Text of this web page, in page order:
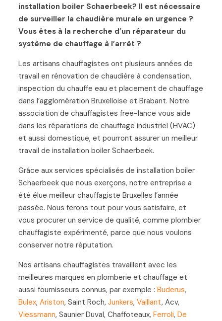
installation boiler Schaerbeek? Il est nécessaire
de surveiller la chaudière murale en urgence ?
Vous êtes à la recherche d’un réparateur du
système de chauffage à l’arrêt ?
Les artisans chauffagistes ont plusieurs années de
travail en rénovation de chaudière à condensation,
inspection du chauffe eau et placement de chauffage
dans l’agglomération Bruxelloise et Brabant. Notre
association de chauffagistes free-lance vous aide
dans les réparations de chauffage industriel (HVAC)
et aussi domestique, et pourront assurer un meilleur
travail de installation boiler Schaerbeek.
Grâce aux services spécialisés de installation boiler
Schaerbeek que nous exerçons, notre entreprise a
été élue meilleur chauffagiste Bruxelles l’année
passée. Nous ferons tout pour vous satisfaire, et
vous procurer un service de qualité, comme plombier
chauffagiste expérimenté, parce que nous voulons
conserver notre réputation.
Nos artisans chauffagistes travaillent avec les
meilleures marques en plomberie et chauffage et
aussi fournisseurs connus, par exemple : Buderus,
Bulex, Ariston, Saint Roch, Junkers, Vaillant, Acv,
Viessmann, Saunier Duval, Chaffoteaux, Ferroli, De